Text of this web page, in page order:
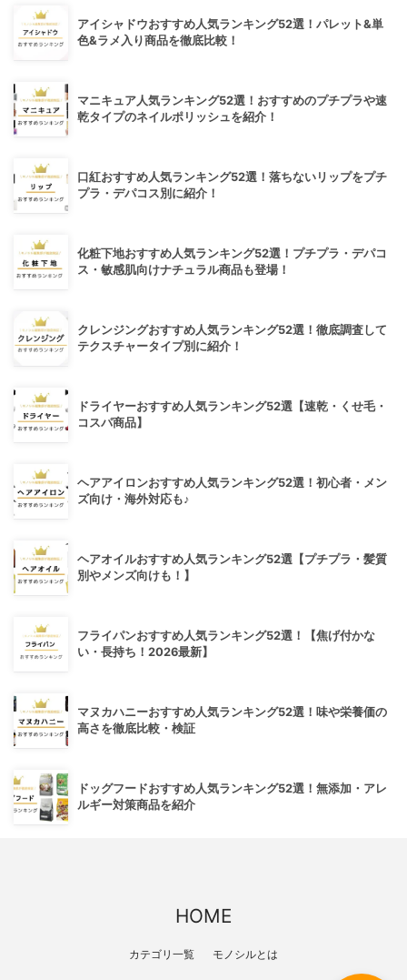
アイシャドウおすすめ人気ランキング52選！パレット&単
色&ラメ入り商品を徹底比較！
マニキュア人気ランキング52選！おすすめのプチプラや速
乾タイプのネイルポリッシュを紹介！
口紅おすすめ人気ランキング52選！落ちないリップをプチ
プラ・デパコス別に紹介！
化粧下地おすすめ人気ランキング52選！プチプラ・デパコ
ス・敏感肌向けナチュラル商品も登場！
クレンジングおすすめ人気ランキング52選！徹底調査して
テクスチャータイプ別に紹介！
ドライヤーおすすめ人気ランキング52選【速乾・くせ毛・
コスパ商品】
ヘアアイロンおすすめ人気ランキング52選！初心者・メン
ズ向け・海外対応も♪
ヘアオイルおすすめ人気ランキング52選【プチプラ・髪質
別やメンズ向けも！】
フライパンおすすめ人気ランキング52選！【焦げ付かな
い・長持ち！2026最新】
マヌカハニーおすすめ人気ランキング52選！味や栄養価の
高さを徹底比較・検証
ドッグフードおすすめ人気ランキング52選！無添加・アレ
ルギー対策商品を紹介
HOME
カテゴリ一覧 モノシルとは